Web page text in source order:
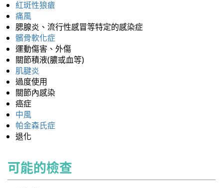
紅斑性狼瘡
痛風
腮腺炎、流行性感冒等特定的感染症
髕骨軟化症
運動傷害、外傷
關節積液(膿或血等)
肌腱炎
過度使用
關節內感染
癌症
中風
帕金森氏症
退化
可能的檢查